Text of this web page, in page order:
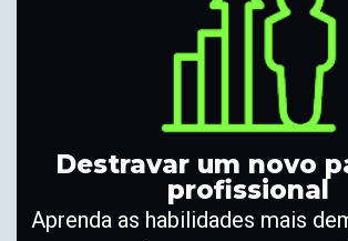
Destravar um novo
profissional
Aprenda as habilidades mais